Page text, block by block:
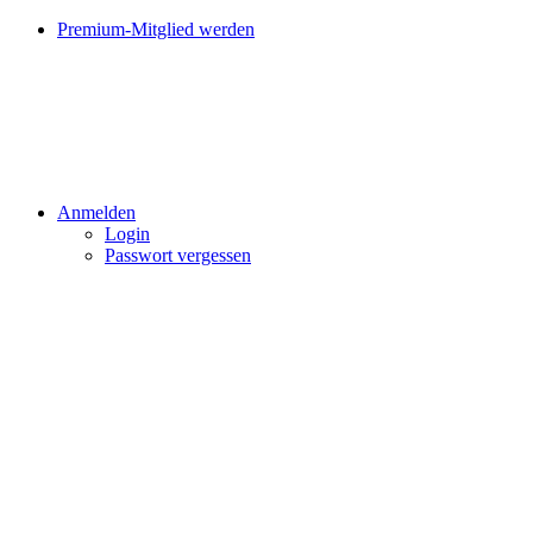
Premium-Mitglied werden
Anmelden
Login
Passwort vergessen